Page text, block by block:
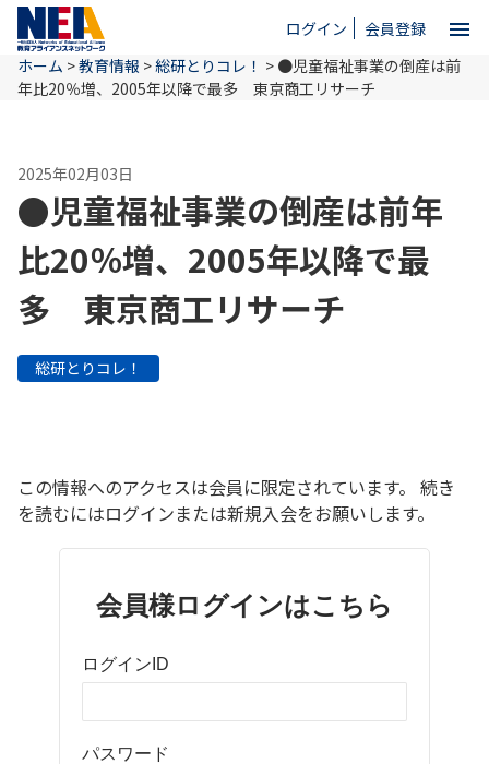
ログイン 会員登録 menu
ホーム
NEAとは
教育情報
お問い合わせ
ホーム >教育情報 >総研とりコレ！ > ●児童福祉事業の倒産は前
年比20％増、2005年以降で最多 東京商工リサーチ
2025年02月03日
●児童福祉事業の倒産は前年
比20％増、2005年以降で最
多 東京商工リサーチ
総研とりコレ！
この情報へのアクセスは会員に限定されています。 続き
を読むにはログインまたは新規入会をお願いします。
会員様ログインはこちら
ログインID
パスワード